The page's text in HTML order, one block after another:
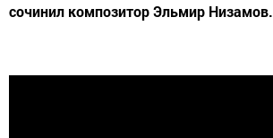
сочинил композитор Эльмир Низамов.